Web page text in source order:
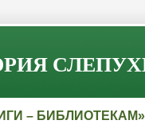
– БИБЛИОТЕКАМ»